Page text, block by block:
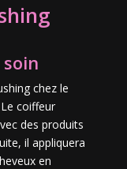
chez le
coiffeur
des produits
il appliquera
en